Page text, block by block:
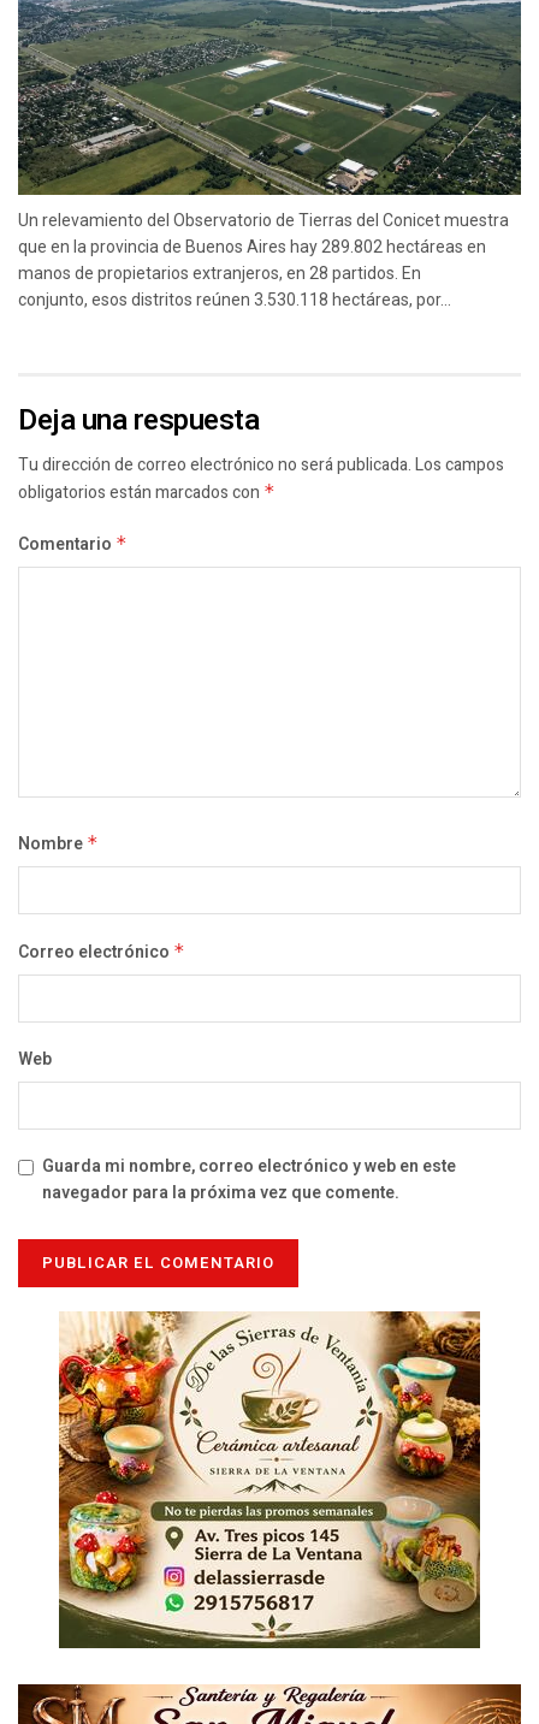
Un relevamiento del Observatorio de Tierras del Conicet muestra
que en la provincia de Buenos Aires hay 289.802 hectáreas en
manos de propietarios extranjeros, en 28 partidos. En
conjunto, esos distritos reúnen 3.530.118 hectáreas, por...
Deja una respuesta
Tu dirección de correo electrónico no será publicada.Los campos
obligatorios están marcados con *
Comentario *
Nombre *
Correo electrónico *
Web
Guarda mi nombre, correo electrónico y web en este
navegador para la próxima vez que comente.